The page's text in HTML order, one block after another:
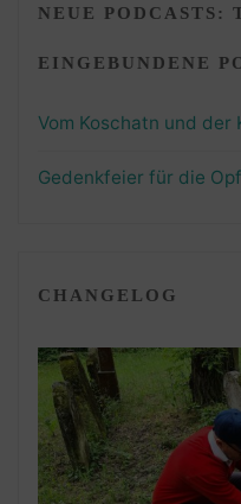
NEUE PODCASTS:
EINGEBUNDENE
Vom Koschatn und der
Gedenkfeier für die
CHANGELOG